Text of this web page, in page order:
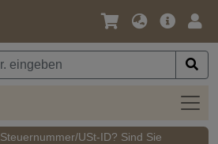
Sprache
Währung
USt-ID? Sind Sie